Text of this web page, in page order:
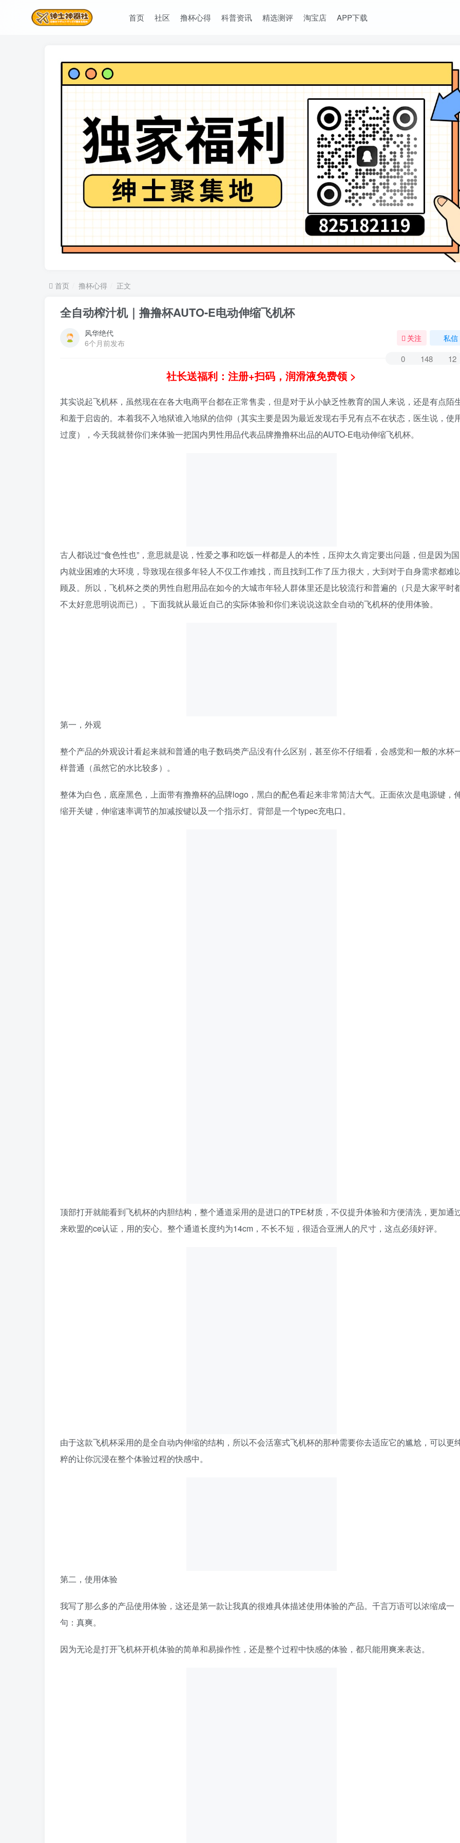
首页 社区 撸杯心得 科普资讯 精选测评 淘宝店 APP下载
首页 撸杯心得 正文
全自动榨汁机｜撸撸杯AUTO-E电动伸缩飞机杯
风华绝代
6个月前发布
关注 私信
0 148 12
社长送福利：注册+扫码，润滑液免费领 >
其实说起飞机杯，虽然现在在各大电商平台都在正常售卖，但是对于从小缺乏性教育的国人来说，还是有点陌
和羞于启齿的。本着我不入地狱谁入地狱的信仰（其实主要是因为最近发现右手兄有点不在状态，医生说，使
过度），今天我就替你们来体验一把国内男性用品代表品牌撸撸杯出品的AUTO-E电动伸缩飞机杯。
古人都说过“食色性也”，意思就是说，性爱之事和吃饭一样都是人的本性，压抑太久肯定要出问题，但是因为国
内就业困难的大环境，导致现在很多年轻人不仅工作难找，而且找到工作了压力很大，大到对于自身需求都难
顾及。所以，飞机杯之类的男性自慰用品在如今的大城市年轻人群体里还是比较流行和普遍的（只是大家平时
不太好意思明说而已）。下面我就从最近自己的实际体验和你们来说说这款全自动的飞机杯的使用体验。
第一，外观
整个产品的外观设计看起来就和普通的电子数码类产品没有什么区别，甚至你不仔细看，会感觉和一般的水杯
样普通（虽然它的水比较多）。
整体为白色，底座黑色，上面带有撸撸杯的品牌logo，黑白的配色看起来非常简洁大气。正面依次是电源键，
缩开关键，伸缩速率调节的加减按键以及一个指示灯。背部是一个typec充电口。
顶部打开就能看到飞机杯的内胆结构，整个通道采用的是进口的TPE材质，不仅提升体验和方便清洗，更加通
来欧盟的ce认证，用的安心。整个通道长度约为14cm，不长不短，很适合亚洲人的尺寸，这点必须好评。
由于这款飞机杯采用的是全自动内伸缩的结构，所以不会活塞式飞机杯的那种需要你去适应它的尴尬，可以更
粹的让你沉浸在整个体验过程的快感中。
第二，使用体验
我写了那么多的产品使用体验，这还是第一款让我真的很难具体描述使用体验的产品。千言万语可以浓缩成一
句：真爽。
因为无论是打开飞机杯开机体验的简单和易操作性，还是整个过程中快感的体验，都只能用爽来表达。